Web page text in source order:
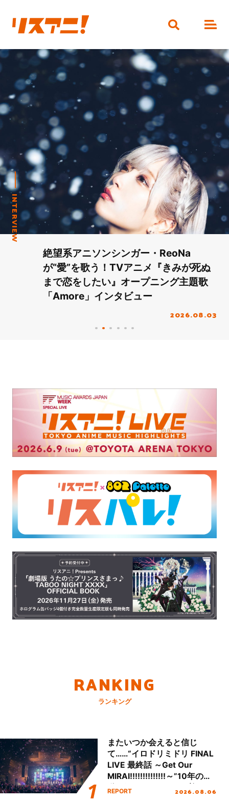
『あんさんぶるスターズ！！』にまた
新たな歴史が加わった！ “MELLOW
DEAR US 1st JAPAN Tour
浜BUNTAI”をレポート!!
REPORT
2026.08.03
RANKING
ランキング
またいつか会えると信じ
て……“イロドリミドリ FINAL
LIVE 最終話 ～Get Our
MIRAI!!!!!!!!!!!!!!～”10年の活
動を経てファイナルを迎える
REPORT 2026.08.06